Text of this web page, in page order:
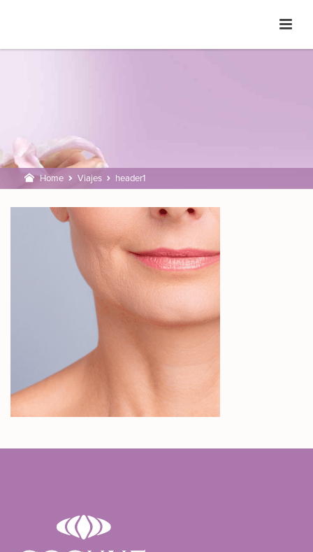
Home Viajes header1